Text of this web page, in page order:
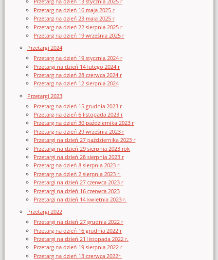
Przetarg na dzień 16 maja 2025 r
Przetarg na dzień 23 maja 2025 r
Przetarg na dzień 22 sierpnia 2025 r
Przetarg na dzień 19 września 2025 r
Przetargi 2024
Przetarg na dzień 19 stycznia 2024 r
Przetargi na dzień 14 lutego 2024 r
Przetarg na dzień 28 czerwca 2024 r
Przetarg na dzień 12 sierpnia 2024
Przetargi 2023
Przetarg na dzień 15 grudnia 2023 r
Przetarg na dzień 6 listopada 2023 r
Przetarg na dzień 30 października 2023 r
Przetarg na dzień 29 września 2023 r
Przetargi na dzień 27 października 2023 r
Przetargi na dzień 29 sierpnia 2023 rok
Przetargi na dzień 28 sierpnia 2023 r
Przetarg na dzień 8 sierpnia 2023 r.
Przetarg na dzień 2 sierpnia 2023 r.
Przetargi na dzień 27 czerwca 2023 r
Przetargi na dzień 16 czerwca 2023
Przetargi na dzień 14 kwietnia 2023 r.
Przetargi 2022
Przetargi na dzień 27 grudnia 2022 r
Przetarg na dzień 16 grudnia 2022 r
Przetargi na dzień 21 listopada 2022 r.
Przetarg na dzień 19 sierpnia 2022 r
Przetarg na dzień 13 czerwca 2022r.